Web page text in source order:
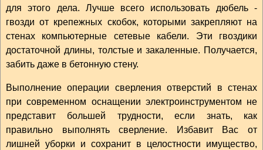
для этого дела. Лучше всего использовать дюбель -
гвозди от крепежных скобок, которыми закрепляют на
стенах компьютерные сетевые кабели. Эти гвоздики
достаточной длины, толстые и закаленные. Получается,
забить даже в бетонную стену.
Выполнение операции сверления отверстий в стенах
при современном оснащении электроинструментом не
представит большей трудности, если знать, как
правильно выполнять сверление. Избавит Вас от
лишней уборки и сохранит в целостности имущество,